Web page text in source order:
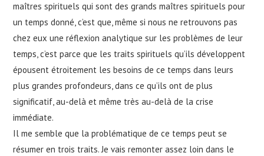
maîtres spirituels qui sont des grands maîtres spirituels pour
un temps donné, c’est que, même si nous ne retrouvons pas
chez eux une réflexion analytique sur les problèmes de leur
temps, c’est parce que les traits spirituels qu’ils développent
épousent étroitement les besoins de ce temps dans leurs
plus grandes profondeurs, dans ce qu’ils ont de plus
significatif, au-delà et même très au-delà de la crise
immédiate.
Il me semble que la problématique de ce temps peut se
résumer en trois traits. Je vais remonter assez loin dans le